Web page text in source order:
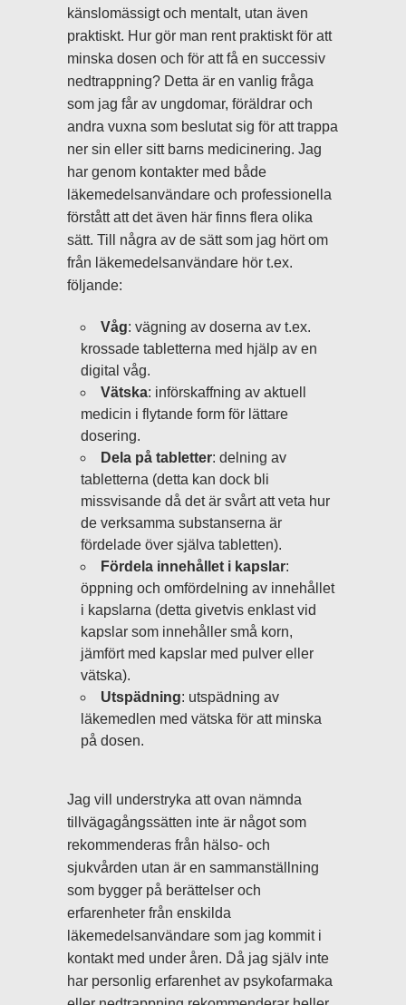
känslomässigt och mentalt, utan även
praktiskt. Hur gör man rent praktiskt för att
minska dosen och för att få en successiv
nedtrappning? Detta är en vanlig fråga
som jag får av ungdomar, föräldrar och
andra vuxna som beslutat sig för att trappa
ner sin eller sitt barns medicinering. Jag
har genom kontakter med både
läkemedelsanvändare och professionella
förstått att det även här finns flera olika
sätt. Till några av de sätt som jag hört om
från läkemedelsanvändare hör t.ex.
följande:
Våg: vägning av doserna av t.ex.
krossade tabletterna med hjälp av en
digital våg.
Vätska: införskaffning av aktuell
medicin i flytande form för lättare
dosering.
Dela på tabletter: delning av
tabletterna (detta kan dock bli
missvisande då det är svårt att veta hur
de verksamma substanserna är
fördelade över själva tabletten).
Fördela innehållet i kapslar:
öppning och omfördelning av innehållet
i kapslarna (detta givetvis enklast vid
kapslar som innehåller små korn,
jämfört med kapslar med pulver eller
vätska).
Utspädning: utspädning av
läkemedlen med vätska för att minska
på dosen.
Jag vill understryka att ovan nämnda
tillvägagångssätten inte är något som
rekommenderas från hälso- och
sjukvården utan är en sammanställning
som bygger på berättelser och
erfarenheter från enskilda
läkemedelsanvändare som jag kommit i
kontakt med under åren. Då jag själv inte
har personlig erfarenhet av psykofarmaka